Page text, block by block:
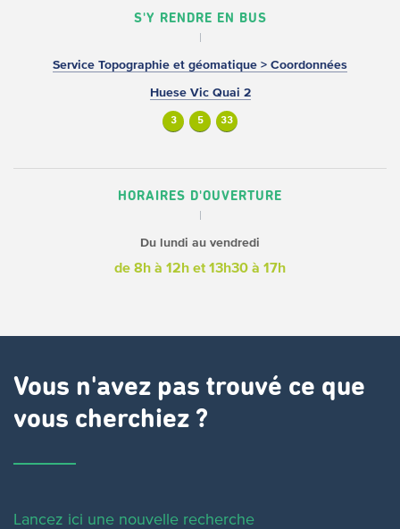
S'Y RENDRE EN BUS
Service Topographie et géomatique > Coordonnées
Huese Vic Quai 2
3 5 33
HORAIRES D'OUVERTURE
Du lundi au vendredi
de 8h à 12h et 13h30 à 17h
Vous n'avez pas trouvé ce que
vous cherchiez ?
Lancez ici une nouvelle recherche